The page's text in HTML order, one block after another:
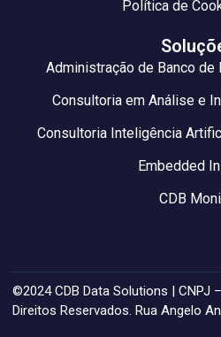
Política de
Administração de Banco de
Consultoria em Análise e
Consultoria Inteligência
Embedded
CDB
©2024 CDB Data Solutions | CNPJ
Direitos Reservados. Rua Angelo